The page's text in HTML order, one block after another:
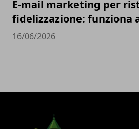
E-mail marketing per
fidelizzazione: funziona
16/06/2026